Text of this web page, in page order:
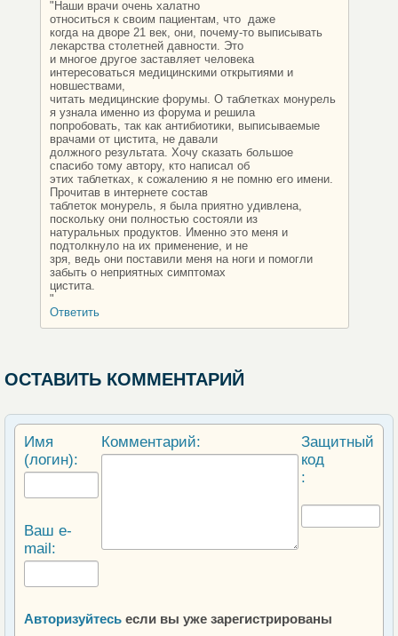
"Наши врачи очень халатно
относиться к своим пациентам, что даже
когда на дворе 21 век, они, почему-то выписывать
лекарства столетней давности. Это
и многое другое заставляет человека
интересоваться медицинскими открытиями и
новшествами,
читать медицинские форумы. О таблетках монурель
я узнала именно из форума и решила
попробовать, так как антибиотики, выписываемые
врачами от цистита, не давали
должного результата. Хочу сказать большое
спасибо тому автору, кто написал об
этих таблетках, к сожалению я не помню его имени.
Прочитав в интернете состав
таблеток монурель, я была приятно удивлена,
поскольку они полностью состояли из
натуральных продуктов. Именно это меня и
подтолкнуло на их применение, и не
зря, ведь они поставили меня на ноги и помогли
забыть о неприятных симптомах
цистита.
"
Ответить
ОСТАВИТЬ КОММЕНТАРИЙ
Имя
(логин):
Ваш e-
mail:
Комментарий:
Защитный
код
:
Авторизуйтесь если вы уже зарегистрированы